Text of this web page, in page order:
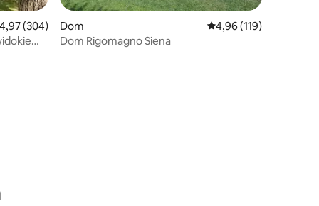
ocena: 4,97 na 5, liczba recenzji: 304
4,97 (304)
Dom Średnia ocena: 4,96
4,96 (119)
Dom Rigomagno Siena